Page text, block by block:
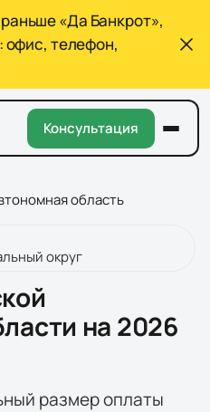
«Да Банкрот»,
офис, телефон,
Консультация
область
округ
на 2026
размер оплаты